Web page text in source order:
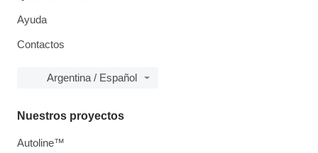
Ayuda
Contactos
Argentina / Español
Nuestros proyectos
Autoline™